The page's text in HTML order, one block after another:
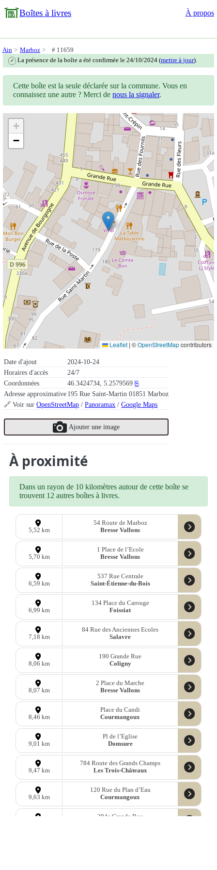
Boîtes à livres À propos
Ain Marboz # 11659
✓ La présence de la boîte a été confirmée le 24/10/2024 (mettre à jour).
Date d'ajout
2024-10-24
Horaires d'accès
24/7
Coordonnées
46.3424734, 5.2579569 ⎘
Adresse approximative195 Rue Saint-Martin 01851 Marboz
🔗 Voir surOpenStreetMap /Panoramax /Google Maps
Ajouter une image
Cette boîte est la seule déclarée sur la commune. Vous en
connaissez une autre ? Merci denous la signaler.
+
−
Leaflet | ©OpenStreetMapcontributors
À proximité
Dans un rayon de 10 kilomètres autour de cette boîte se
trouvent 12 autres boîtes à livres.
5,52 km
54 Route de Marboz
Bresse Vallons
5,70 km
1 Place de l’Ecole
Bresse Vallons
6,59 km
537 Rue Centrale
Saint-Étienne-du-Bois
6,99 km
134 Place du Carouge
Foissiat
7,18 km
84 Rue des Anciennes Ecoles
Salavre
8,06 km
190 Grande Rue
Coligny
8,07 km
2 Place du Marche
Bresse Vallons
8,46 km
Place du Candi
Courmangoux
9,01 km
Pl de l’Eglise
Domsure
9,47 km
784 Route des Grands Champs
Les Trois-Châteaux
9,63 km
120 Rue du Plan d’Eau
Courmangoux
294c Grande Rue